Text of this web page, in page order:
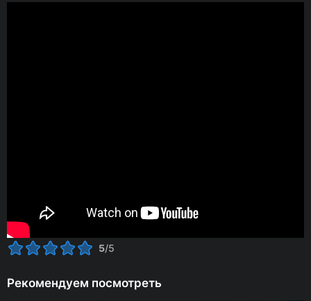
5/5
Рекомендуем посмотреть